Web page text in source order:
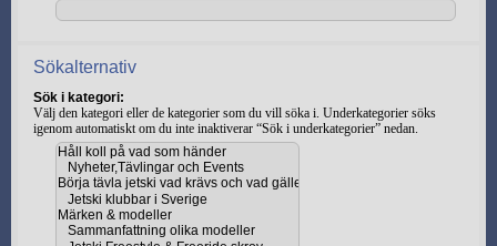
Sökalternativ
Sök i kategori:
Välj den kategori eller de kategorier som du vill söka i. Underkategorier söks
igenom automatiskt om du inte inaktiverar “Sök i underkategorier” nedan.